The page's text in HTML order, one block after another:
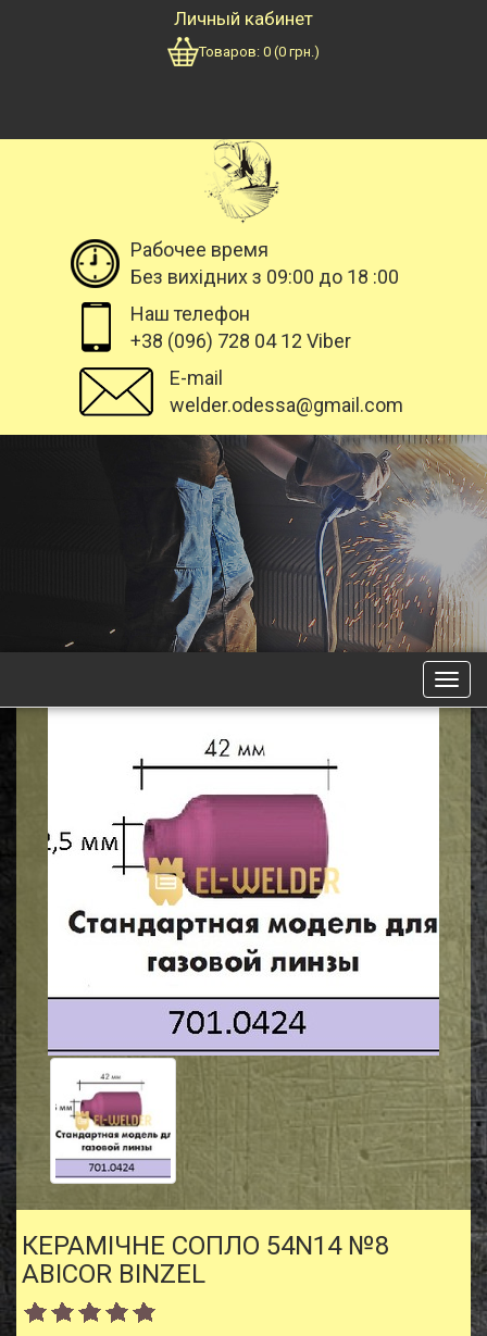
Личный кабинет
Товаров: 0 (0 грн.)
Рабочее время
Без вихідних з 09:00 до 18 :00
Наш телефон
+38 (096) 728 04 12 Viber
E-mail
welder.odessa@gmail.com
КЕРАМІЧНЕ СОПЛО 54N14 №8
ABICOR BINZEL